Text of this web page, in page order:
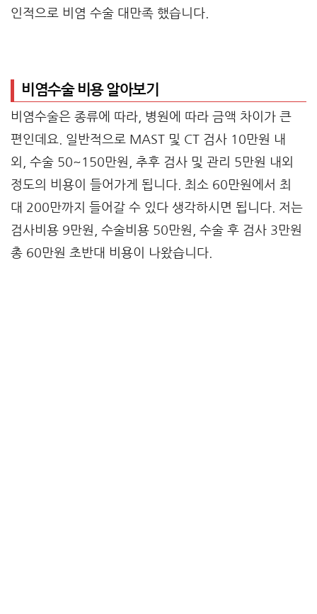
인적으로 비염 수술 대만족 했습니다.
비염수술 비용 알아보기
비염수술은 종류에 따라, 병원에 따라 금액 차이가 큰
편인데요. 일반적으로 MAST 및 CT 검사 10만원 내
외, 수술 50~150만원, 추후 검사 및 관리 5만원 내외
정도의 비용이 들어가게 됩니다. 최소 60만원에서 최
대 200만까지 들어갈 수 있다 생각하시면 됩니다. 저는
검사비용 9만원, 수술비용 50만원, 수술 후 검사 3만원
총 60만원 초반대 비용이 나왔습니다.